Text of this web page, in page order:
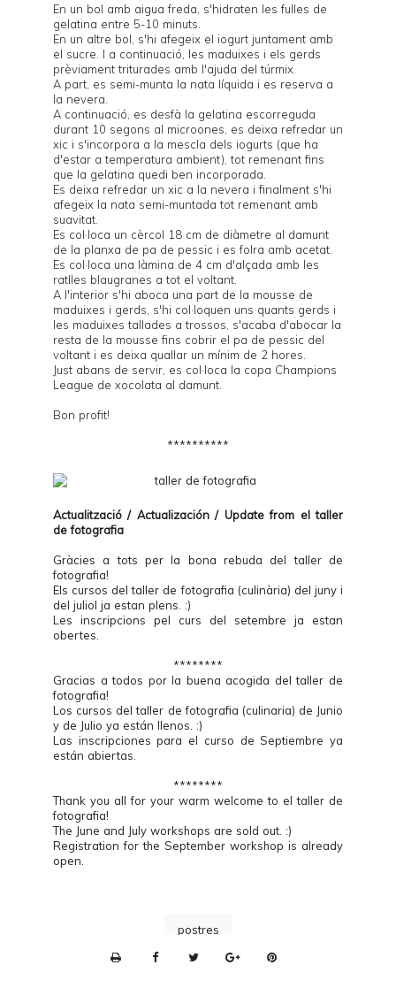
En un bol amb aigua freda, s'hidraten les fulles de
gelatina entre 5-10 minuts.
En un altre bol, s'hi afegeix el iogurt juntament amb
el sucre. I a continuació, les maduixes i els gerds
prèviament triturades amb l'ajuda del túrmix.
A part, es semi-munta la nata líquida i es reserva a
la nevera.
A continuació, es desfà la gelatina escorreguda
durant 10 segons al microones, es deixa refredar un
xic i s'incorpora a la mescla dels iogurts (que ha
d'estar a temperatura ambient), tot remenant fins
que la gelatina quedi ben incorporada.
Es deixa refredar un xic a la nevera i finalment s'hi
afegeix la nata semi-muntada tot remenant amb
suavitat.
Es col·loca un cèrcol 18 cm de diàmetre al damunt
de la planxa de pa de pessic i es folra amb acetat.
Es col·loca una làmina de 4 cm d'alçada amb les
ratlles blaugranes a tot el voltant.
A l'interior s'hi aboca una part de la mousse de
maduixes i gerds, s'hi col·loquen uns quants gerds i
les maduixes tallades a trossos, s'acaba d'abocar la
resta de la mousse fins cobrir el pa de pessic del
voltant i es deixa quallar un mínim de 2 hores.
Just abans de servir, es col·loca la copa Champions
League de xocolata al damunt.
Bon profit!
**********
Actualització / Actualización / Update from eltaller
de fotografia
Gràcies a tots per la bona rebuda del taller de
fotografia!
Els cursos del taller de fotografia (culinària) del juny i
del juliol ja estan plens. :)
Les inscripcions pel curs del setembre ja estan
obertes.
********
Gracias a todos por la buena acogida del taller de
fotografia!
Los cursos del taller de fotografia (culinaria) de Junio
y de Julio ya están llenos. :)
Las inscripciones para el curso de Septiembre ya
están abiertas.
********
Thank you all for your warm welcome to el taller de
fotografia!
The June and July workshops are sold out. :)
Registration for the September workshop is already
open.
postres